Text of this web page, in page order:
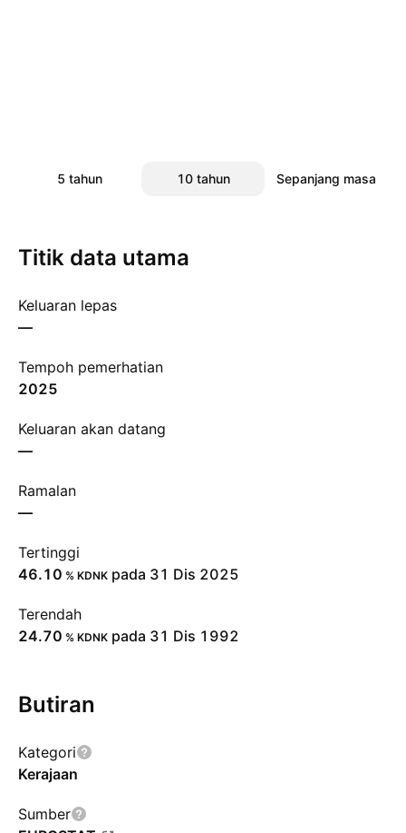
5 tahun 10 tahun Sepanjang masa
Titik data utama
Keluaran lepas
—
Tempoh pemerhatian
2025
Keluaran akan datang
—
Ramalan
—
Tertinggi
46.10 % KDNK pada 31 Dis 2025
Terendah
24.70 % KDNK pada 31 Dis 1992
Butiran
Kategori
Kerajaan
Sumber